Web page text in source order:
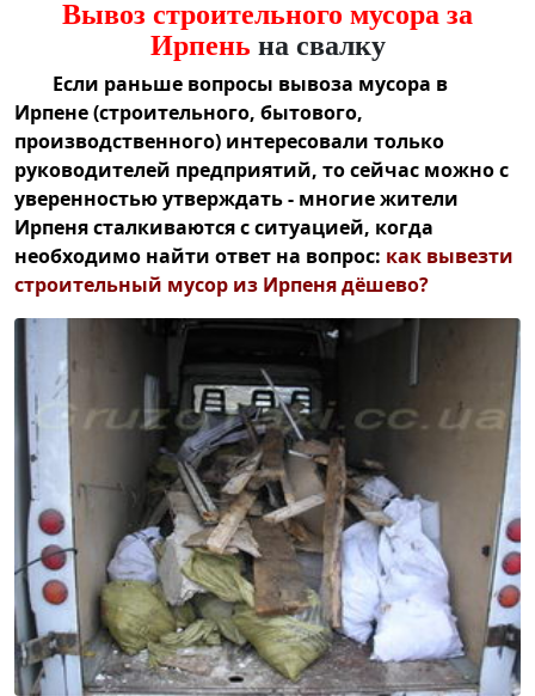
Вывоз строительного мусора за
Ирпень на свалку
Если раньше вопросы вывоза мусора в
Ирпене (строительного, бытового,
производственного) интересовали только
руководителей предприятий, то сейчас можно с
уверенностью утверждать - многие жители
Ирпеня сталкиваются с ситуацией, когда
необходимо найти ответ на вопрос: как вывезти
строительный мусор из Ирпеня дёшево?